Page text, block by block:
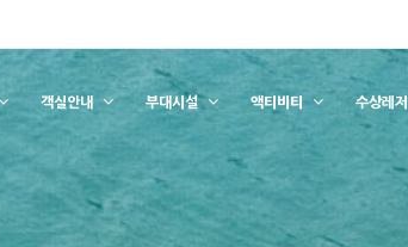
객실안내 부대시설 액티비티 수상레저